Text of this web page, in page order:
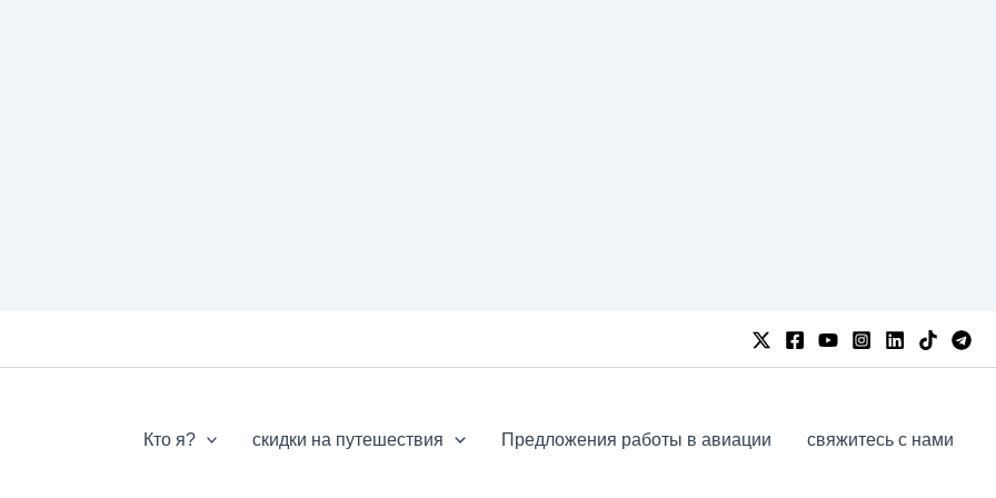
Кто я? скидки на путешествия Предложения работы в авиации свяжитесь с нами